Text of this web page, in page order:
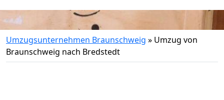
Umzugsunternehmen Braunschweig » Umzug von
Braunschweig nach Bredstedt